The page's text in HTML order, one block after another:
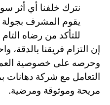
نترك خلفنا أي أثر
يقوم المشرف بجولة
للتأكد من رضاه
إن التزام فريقنا بالدقة،
وحرصه على خصوصية
التعامل مع شركة دهانات
مريحة وموثوقة ومرضية.